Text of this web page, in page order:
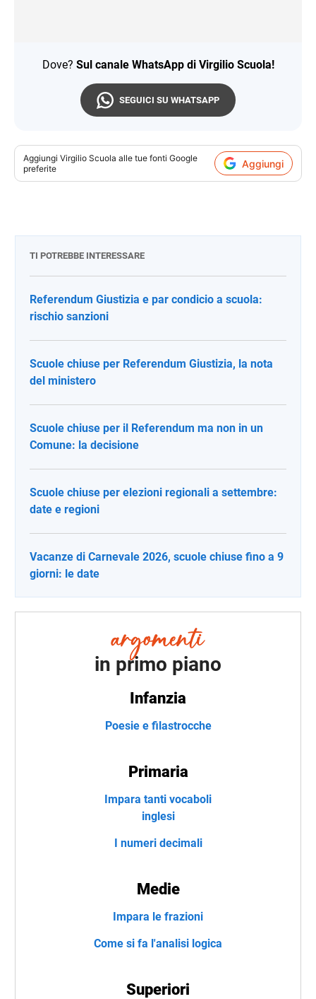
Dove? Sul canale WhatsApp di Virgilio Scuola!
SEGUICI SU WHATSAPP
Aggiungi Virgilio Scuola alle tue fonti Google
preferite
Aggiungi
TI POTREBBE INTERESSARE
Referendum Giustizia e par condicio a scuola:
rischio sanzioni
Scuole chiuse per Referendum Giustizia, la nota
del ministero
Scuole chiuse per il Referendum ma non in un
Comune: la decisione
Scuole chiuse per elezioni regionali a settembre:
date e regioni
Vacanze di Carnevale 2026, scuole chiuse fino a 9
giorni: le date
in primo piano
Infanzia
Poesie e filastrocche
Primaria
Impara tanti vocaboli
inglesi
I numeri decimali
Medie
Impara le frazioni
Come si fa l'analisi logica
Superiori